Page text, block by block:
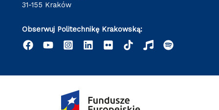
31-155 Kraków
Obserwuj Politechnikę Krakowską: